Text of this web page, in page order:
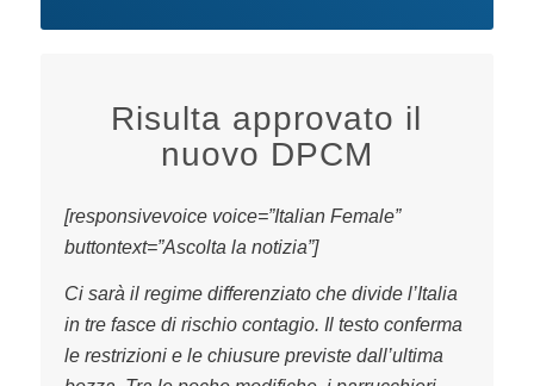
Risulta approvato il
nuovo DPCM
[responsivevoice voice=”Italian Female”
buttontext=”Ascolta la notizia”]
Ci sarà il regime differenziato che divide l’Italia
in tre fasce di rischio contagio. Il testo conferma
le restrizioni e le chiusure previste dall’ultima